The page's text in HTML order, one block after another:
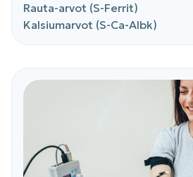
Rauta-arvot (S-Ferrit)
Kalsiumarvot (S-Ca-Albk)